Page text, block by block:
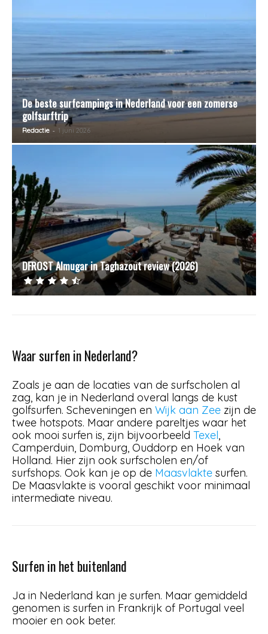
De beste surfcampings in Nederland voor een zomerse
golfsurftrip
Redactie - 1 juni 2026
DFROST Almugar in Taghazout review (2026)
Waar surfen in Nederland?
Zoals je aan de locaties van de surfscholen al
zag, kan je in Nederland overal langs de kust
golfsurfen. Scheveningen en Wijk aan Zee zijn de
twee hotspots. Maar andere pareltjes waar het
ook mooi surfen is, zijn bijvoorbeeld Texel,
Camperduin, Domburg, Ouddorp en Hoek van
Holland. Hier zijn ook surfscholen en/of
surfshops. Ook kan je op de Maasvlakte surfen.
De Maasvlakte is vooral geschikt voor minimaal
intermediate niveau.
Surfen in het buitenland
Ja in Nederland kan je surfen. Maar gemiddeld
genomen is surfen in Frankrijk of Portugal veel
mooier en ook beter.